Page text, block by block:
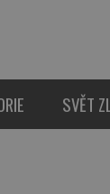
SVĚT